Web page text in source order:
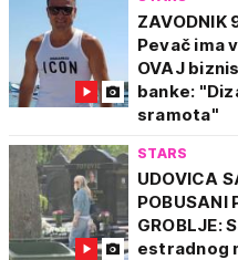
ZAVODNIK
Pevač ima
OVAJ
banke:
sramota"
STARS
UDOVICA
POBUSANI
GROBLJE:
estradnog